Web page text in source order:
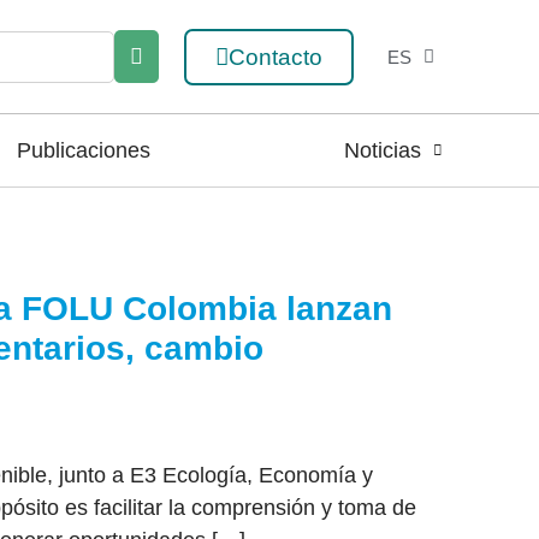
Contacto ES
EN
Publicaciones Noticias
FOLU Colombia lanzan
cambio
junto a E3 Ecología, Economía y
es facilitar la comprensión y toma de